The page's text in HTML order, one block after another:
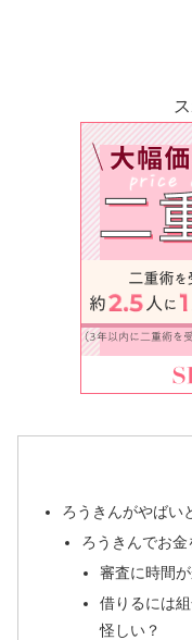
ろうきんがやばい
ろうきんでお金
審査に時間
借りるには
怪しい？